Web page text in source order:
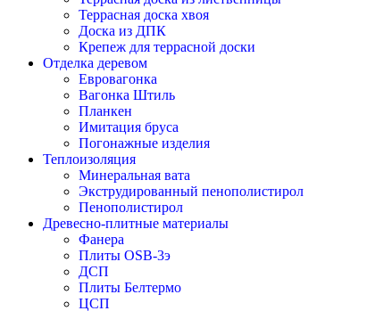
Террасная доска хвоя
Доска из ДПК
Крепеж для террасной доски
Отделка деревом
Евровагонка
Вагонка Штиль
Планкен
Имитация бруса
Погонажные изделия
Теплоизоляция
Минеральная вата
Экструдированный пенополистирол
Пенополистирол
Древесно-плитные материалы
Фанера
Плиты OSB-3э
ДСП
Плиты Белтермо
ЦСП